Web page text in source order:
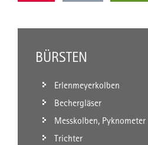
BÜRSTEN
Erlenmeyerkolben
Bechergläser
Messkolben, Pyknometer
Trichter